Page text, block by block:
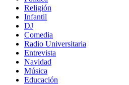
Religión
Infantil
DJ
Comedia
Radio Universitaria
Entrevista
Navidad
Música
Educación